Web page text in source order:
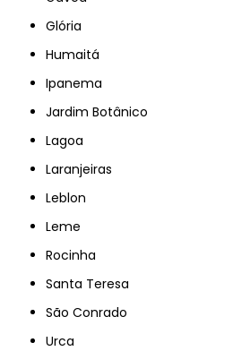
Glória
Humaitá
Ipanema
Jardim Botânico
Lagoa
Laranjeiras
Leblon
Leme
Rocinha
Santa Teresa
São Conrado
Urca